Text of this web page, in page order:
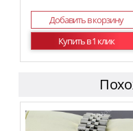
Добавить в корзину
Купить в 1 клик